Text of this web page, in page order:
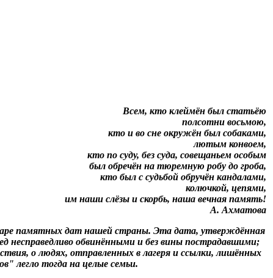
Всем, кто клеймён был статьёю
полсотни восьмою,
кто и во сне окружён был собаками,
лютым конвоем,
кто по суду, без суда, совещаньем особым
был обречён на тюремную робу до гроба,
кто был с судьбой обручён кандалами,
колючкой, цепями,
им наши слёзы и скорбь, наша вечная память!
А. Ахматова
памятных дат нашей страны. Эта дата, утверждённая
несправедливо обвинёнными и без вины пострадавшими;
о людях, отправленных в лагеря и ссылки, лишённых
легло тогда на целые семьи.